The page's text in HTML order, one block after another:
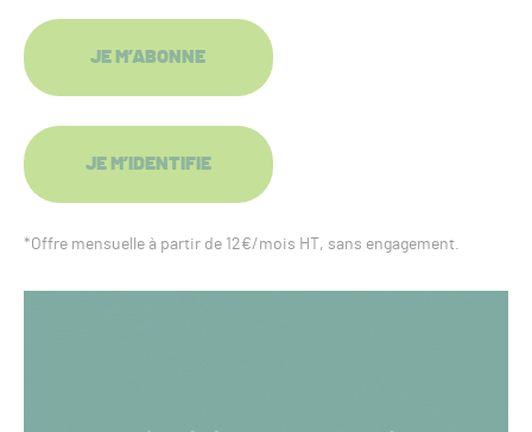
JE M’ABONNE
JE M’IDENTIFIE
*Offre mensuelle à partir de 12€/mois HT, sans engagement.